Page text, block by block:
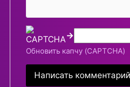
→
Обновить капчу (CAPTCHA)